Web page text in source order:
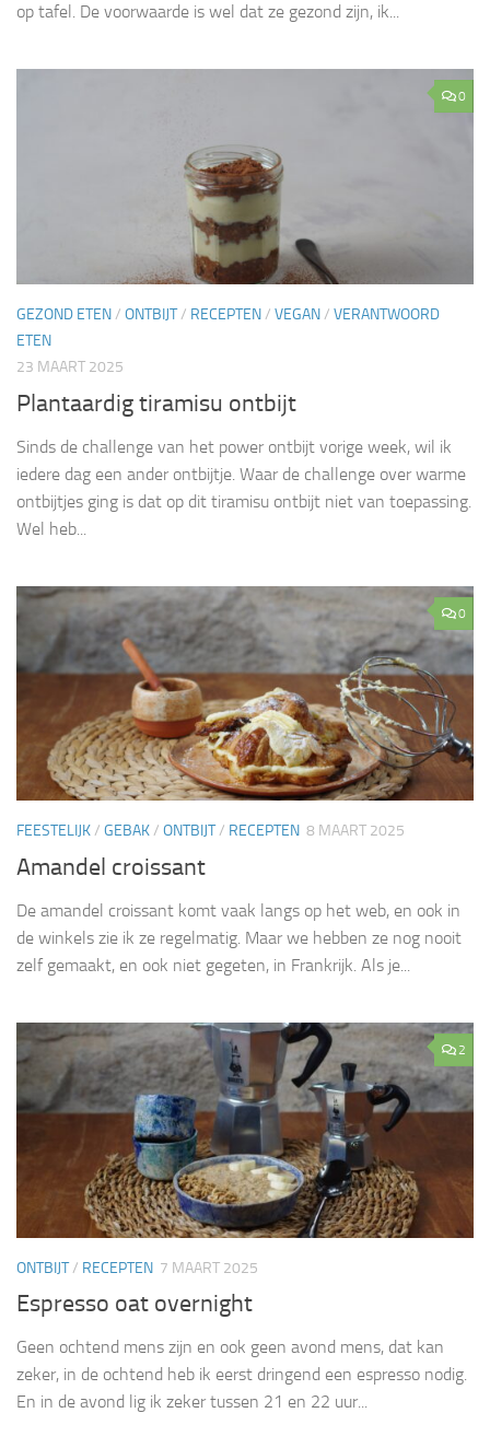
op tafel. De voorwaarde is wel dat ze gezond zijn, ik...
0
GEZOND ETEN/ ONTBIJT/ RECEPTEN/ VEGAN/ VERANTWOORD
ETEN
23 MAART 2025
Plantaardig tiramisu ontbijt
Sinds de challenge van het power ontbijt vorige week, wil ik
iedere dag een ander ontbijtje. Waar de challenge over warme
ontbijtjes ging is dat op dit tiramisu ontbijt niet van toepassing.
Wel heb...
0
FEESTELIJK/ GEBAK/ ONTBIJT/ RECEPTEN 8 MAART 2025
Amandel croissant
De amandel croissant komt vaak langs op het web, en ook in
de winkels zie ik ze regelmatig. Maar we hebben ze nog nooit
zelf gemaakt, en ook niet gegeten, in Frankrijk. Als je...
2
ONTBIJT/ RECEPTEN 7 MAART 2025
Espresso oat overnight
Geen ochtend mens zijn en ook geen avond mens, dat kan
zeker, in de ochtend heb ik eerst dringend een espresso nodig.
En in de avond lig ik zeker tussen 21 en 22 uur...